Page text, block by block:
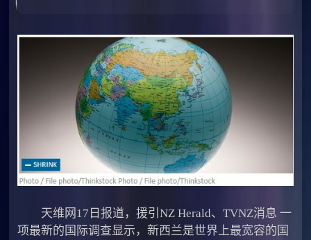
天维网17日报道，援引NZ Herald、TVNZ消息 一
项最新的国际调查显示，新西兰是世界上最宽容的国